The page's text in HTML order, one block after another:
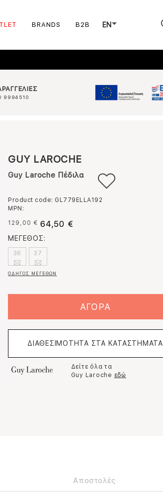
BRANDS B2B EN
9994510
GUY LAROCHE
Guy Laroche Πέδιλα
Product code: GL779ELLA192
MPN:
129,00 € 64,50 €
ΜΕΓΕΘΟΣ:
36 37
ΟΔΗΓΟΣ ΜΕΓΕΘΩΝ
ΑΓΟΡΑ
ΔΙΑΘΕΣΙΜΟΤΗΤΑ ΣΤΑ ΚΑΤΑΣΤΗΜΑΤΑ
Δείτε όλα τα
Guy Laroche εδώ
Αποστολές